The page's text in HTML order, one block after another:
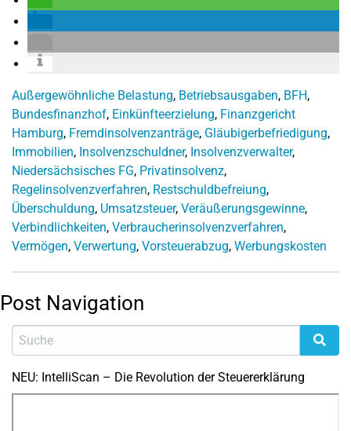
Außergewöhnliche Belastung, Betriebsausgaben, BFH,
Bundesfinanzhof, Einkünfteerzielung, Finanzgericht
Hamburg, Fremdinsolvenzanträge, Gläubigerbefriedigung,
Immobilien, Insolvenzschuldner, Insolvenzverwalter,
Niedersächsisches FG, Privatinsolvenz,
Regelinsolvenzverfahren, Restschuldbefreiung,
Überschuldung, Umsatzsteuer, Veräußerungsgewinne,
Verbindlichkeiten, Verbraucherinsolvenzverfahren,
Vermögen, Verwertung, Vorsteuerabzug, Werbungskosten
Post Navigation
NEU: IntelliScan – Die Revolution der Steuererklärung